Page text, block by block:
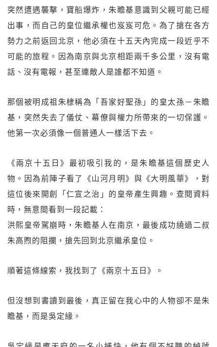
突然遭遇襲擊，寶船爆炸，朱瞻基意識到父親可能已經
出事，而自己的皇位繼承權也岌岌可危。為了搶在各方
勢力之前返回北京，他必須在十五天內完成一段近乎不
可能的旅程。因為南京與北京相距兩千多公里，沒有電
話、沒有電報，甚至連敵人是誰都不知道。
那個被明成祖朱棣稱為「吾家好聖孫」的皇太孫－朱瞻
基，突然失去了儀仗、幕僚與權力所帶來的一切保護。
他第一次必須像一個普通人一樣活下去。
《兩京十五日》最初吸引我的，是朱瞻基這個歷史人
物。因為前陣子看了《山河月明》與《大明風華》，對
這位後來開創「仁宣之治」的皇帝產生興趣。查閱資料
時，無意間看到一段記載：
洪熙皇帝駕崩時，朱瞻基人在南京，最後成功繞過二叔
朱高煦的阻攔，搶先回到北京繼承皇位。
順著這條線索，我找到了《兩京十五日》。
但沒想到書讀到最後，真正留在我心中的人物卻不是朱
瞻基，而是吳定緣。